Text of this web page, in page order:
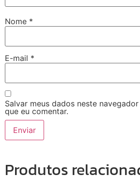
Nome *
E-mail *
Salvar meus dados neste
que eu comentar.
Produtos